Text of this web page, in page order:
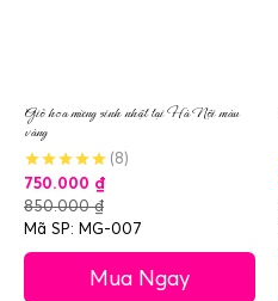
Giỏ hoa mừng sinh nhật tại Hà Nội màu
vàng
(8)
750.000 ₫
850.000₫
Mã SP: MG-007
Mua Ngay